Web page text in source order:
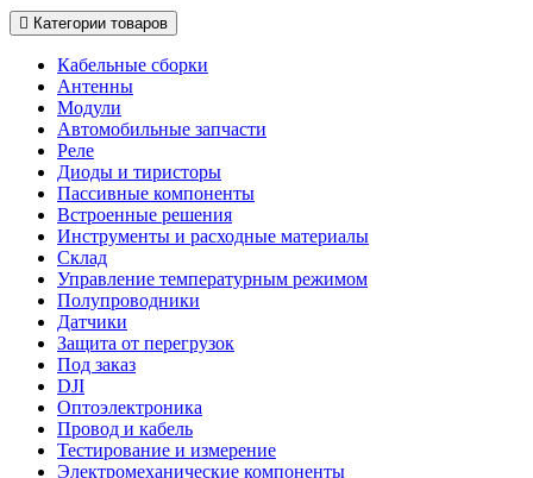
Категории товаров
Кабельные сборки
Антенны
Модули
Автомобильные запчасти
Реле
Диоды и тиристоры
Пассивные компоненты
Встроенные решения
Инструменты и расходные материалы
Склад
Управление температурным режимом
Полупроводники
Датчики
Защита от перегрузок
Под заказ
DJI
Оптоэлектроника
Провод и кабель
Тестирование и измерение
Электромеханические компоненты